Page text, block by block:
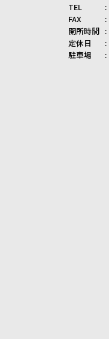
TEL
FAX
開所時間
定休日
駐車場